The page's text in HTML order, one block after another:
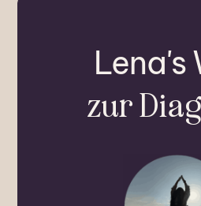
Lena's
zur